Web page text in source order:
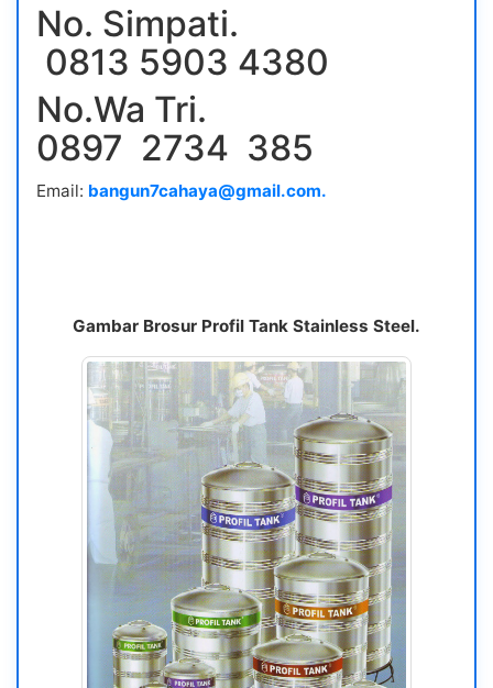
No. Simpati.
0813 5903 4380
No.Wa Tri.
0897 2734 385
Email: bangun7cahaya@gmail.com.
Gambar Brosur Profil Tank Stainless Steel.